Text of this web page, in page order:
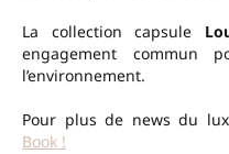
La collection capsule
engagement commun
l’environnement.
Pour plus de news du
Book !